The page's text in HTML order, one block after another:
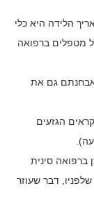
הלידה היא כלי
מטפלים ברפואה
גם את
הגזעים
סינית
דבר שעוזר